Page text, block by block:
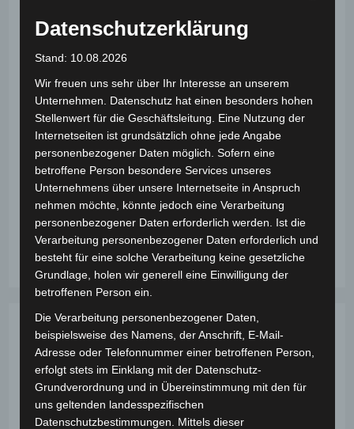
Klassenzimmer
Autor:
veröffentlicht:
Kategorie:
Beitrags-
Kommentare:
Die Zauberakademie hat ein neues Angebot für
Schulen: Das magische Klassenzimmer. In diesem
besonderen Zauberkurs lernen Kinder einfache,
wirkungsvolle Kunststücke, die sie anschließend
selbst vorführen können. Dabei geht es nicht…
Weiterlesen Neu:
Das
Magische
Klassenzimmer
Datenschutzerklärung
Stand: 10.08.2026
Wir freuen uns sehr über Ihr Interesse an unserem
Unternehmen. Datenschutz hat einen besonders hohen
Stellenwert für die Geschäftsleitung. Eine Nutzung der
Internetseiten ist grundsätzlich ohne jede Angabe
personenbezogener Daten möglich. Sofern eine
betroffene Person besondere Services unseres
Unternehmens über unsere Internetseite in Anspruch
nehmen möchte, könnte jedoch eine Verarbeitung
personenbezogener Daten erforderlich werden. Ist die
Verarbeitung personenbezogener Daten erforderlich und
besteht für eine solche Verarbeitung keine gesetzliche
Grundlage, holen wir generell eine Einwilligung der
betroffenen Person ein.
Die Verarbeitung personenbezogener Daten,
beispielsweise des Namens, der Anschrift, E-Mail-
Adresse oder Telefonnummer einer betroffenen Person,
erfolgt stets im Einklang mit der Datenschutz-
Grundverordnung und in Übereinstimmung mit den für
uns geltenden landesspezifischen
Datenschutzbestimmungen. Mittels dieser